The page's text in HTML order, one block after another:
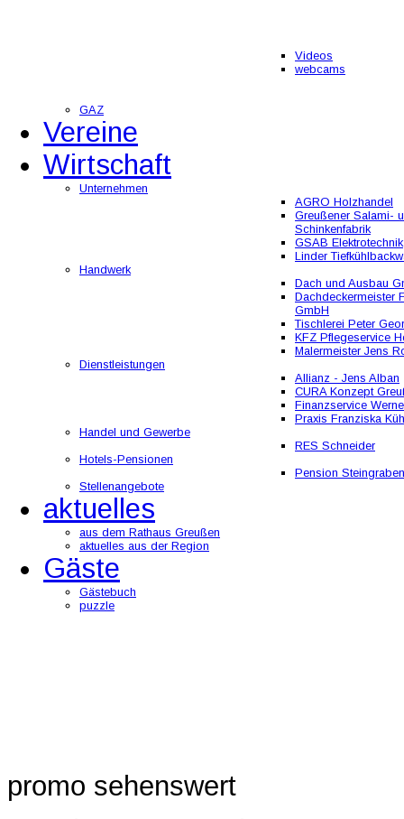
Videos
webcams
GAZ
Vereine
Wirtschaft
Unternehmen
AGRO Holzhandel
Greußener Salami-
Schinkenfabrik
GSAB Elektrotechnik
Linder
Handwerk
Dach und Ausbau
Dachdeckermeister
GmbH
Tischlerei Peter
KFZ Pflegeservice
Malermeister Jens
Dienstleistungen
Allianz - Jens Alban
CURA Konzept
Finanzservice
Praxis Franziska
Handel und Gewerbe
RES Schneider
Hotels-Pensionen
Pension Steingraben
Stellenangebote
aktuelles
aus dem Rathaus Greußen
aktuelles aus der Region
Gäste
Gästebuch
puzzle
promo sehenswert